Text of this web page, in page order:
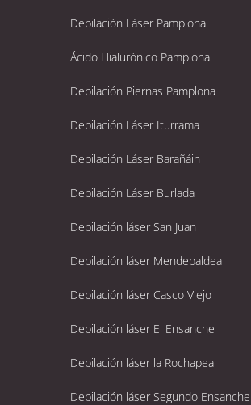
Depilación Láser Pamplona
Ácido Hialurónico Pamplona
Depilación Piernas Pamplona
Depilación Láser Iturrama
Depilación Láser Barañáin
Depilación Láser Burlada
Depilación láser San Juan
Depilación láser Mendebaldea
Depilación láser Casco Viejo
Depilación láser El Ensanche
Depilación láser la Rochapea
Depilación láser Segundo Ensanche